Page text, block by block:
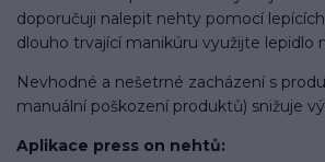
doporučuji nalepit nehty pomocí
dlouho trvající manikúru využijte lepidlo
Nevhodné a nešetrné zacházení s
manuální poškození produktů) snižuje
Aplikace press on nehtů: